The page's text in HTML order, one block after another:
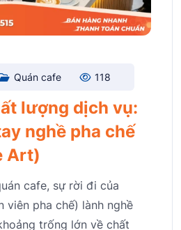
Quán cafe 118
lượng dịch vụ:
nghề pha chế
Art)
cafe, sự rời đi của
viên pha chế) lành nghề
trống lớn về chất